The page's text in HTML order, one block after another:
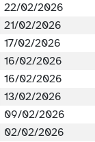
22/02/2026
21/02/2026
17/02/2026
16/02/2026
16/02/2026
13/02/2026
09/02/2026
02/02/2026